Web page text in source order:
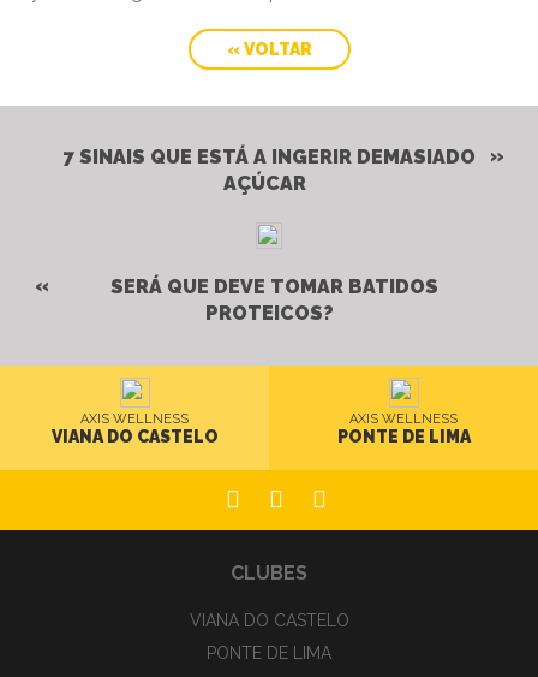
« VOLTAR
7 SINAIS QUE ESTÁ A INGERIR DEMASIADO
AÇÚCAR
SERÁ QUE DEVE TOMAR BATIDOS
PROTEICOS?
AXIS WELLNESS
VIANA DO CASTELO
AXIS WELLNESS
PONTE DE LIMA
CLUBES
VIANA DO CASTELO
PONTE DE LIMA